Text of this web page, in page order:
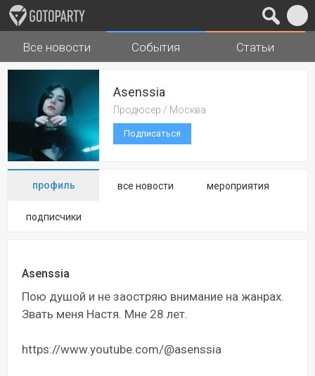
Города Музыка
Все новости События Статьи
Asenssia
Продюсер / Москва
Подписаться
профиль все новости мероприятия
подписчики
Asenssia
Пою душой и не заостряю внимание на жанрах.
Звать меня Настя. Мне 28 лет.
https://www.youtube.com/@asenssia